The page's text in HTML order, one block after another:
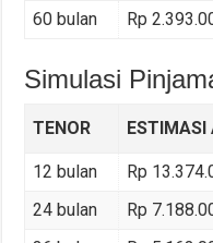
60 bulan
Rp
Simulasi
TENOR ESTIMASI
12 bulan
Rp
24 bulan
Rp